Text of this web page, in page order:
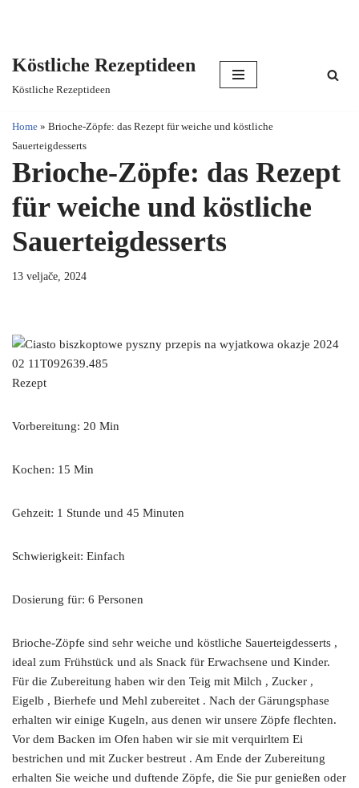
content
Köstliche Rezeptideen
Köstliche Rezeptideen
Home » Brioche-Zöpfe: das Rezept für weiche und köstliche
Sauerteigdesserts
Brioche-Zöpfe: das Rezept
für weiche und köstliche
Sauerteigdesserts
13 veljače, 2024
Rezept
Vorbereitung: 20 Min
Kochen: 15 Min
Gehzeit: 1 Stunde und 45 Minuten
Schwierigkeit: Einfach
Dosierung für: 6 Personen
Brioche-Zöpfe sind sehr weiche und köstliche Sauerteigdesserts ,
ideal zum Frühstück und als Snack für Erwachsene und Kinder.
Für die Zubereitung haben wir den Teig mit Milch , Zucker ,
Eigelb , Bierhefe und Mehl zubereitet . Nach der Gärungsphase
erhalten wir einige Kugeln, aus denen wir unsere Zöpfe flechten.
Vor dem Backen im Ofen haben wir sie mit verquirltem Ei
bestrichen und mit Zucker bestreut . Am Ende der Zubereitung
erhalten Sie weiche und duftende Zöpfe, die Sie pur genießen oder